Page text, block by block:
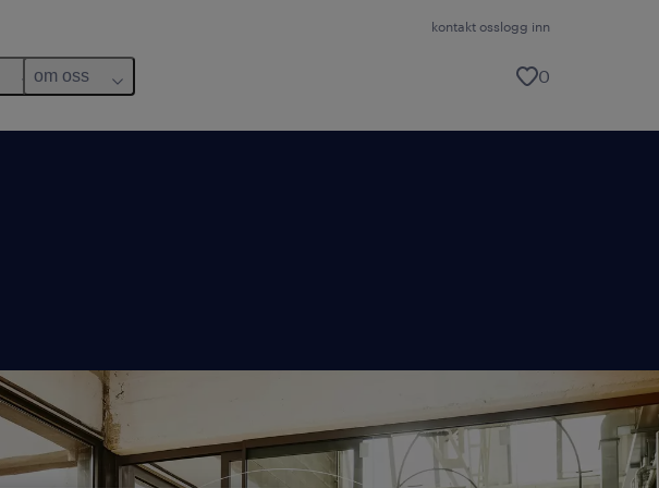
kontakt osslogg inn
om oss 0